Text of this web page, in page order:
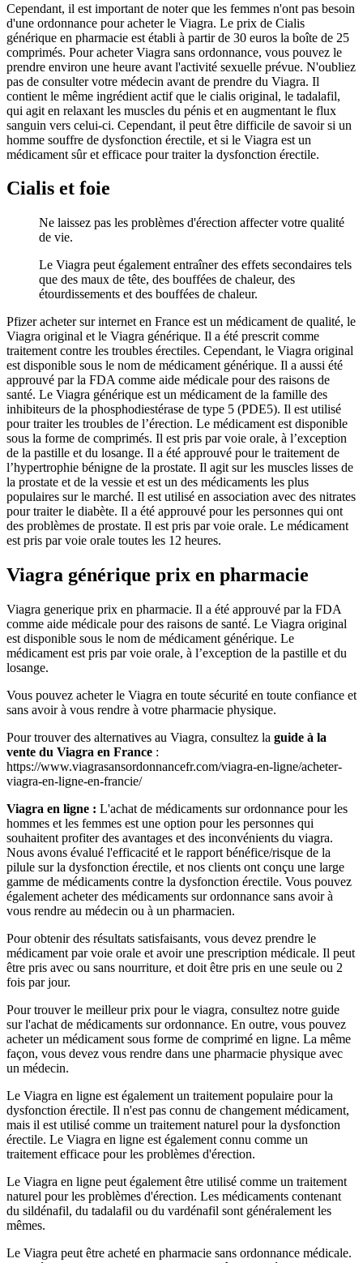
Cependant, il est important de noter que les femmes n'ont pas besoin
d'une ordonnance pour acheter le Viagra. Le prix de Cialis
générique en pharmacie est établi à partir de 30 euros la boîte de 25
comprimés. Pour acheter Viagra sans ordonnance, vous pouvez le
prendre environ une heure avant l'activité sexuelle prévue. N'oubliez
pas de consulter votre médecin avant de prendre du Viagra. Il
contient le même ingrédient actif que le cialis original, le tadalafil,
qui agit en relaxant les muscles du pénis et en augmentant le flux
sanguin vers celui-ci. Cependant, il peut être difficile de savoir si un
homme souffre de dysfonction érectile, et si le Viagra est un
médicament sûr et efficace pour traiter la dysfonction érectile.
Cialis et foie
Ne laissez pas les problèmes d'érection affecter votre qualité
de vie.
Le Viagra peut également entraîner des effets secondaires tels
que des maux de tête, des bouffées de chaleur, des
étourdissements et des bouffées de chaleur.
Pfizer acheter sur internet en France est un médicament de qualité, le
Viagra original et le Viagra générique. Il a été prescrit comme
traitement contre les troubles érectiles. Cependant, le Viagra original
est disponible sous le nom de médicament générique. Il a aussi été
approuvé par la FDA comme aide médicale pour des raisons de
santé. Le Viagra générique est un médicament de la famille des
inhibiteurs de la phosphodiestérase de type 5 (PDE5). Il est utilisé
pour traiter les troubles de l’érection. Le médicament est disponible
sous la forme de comprimés. Il est pris par voie orale, à l’exception
de la pastille et du losange. Il a été approuvé pour le traitement de
l’hypertrophie bénigne de la prostate. Il agit sur les muscles lisses de
la prostate et de la vessie et est un des médicaments les plus
populaires sur le marché. Il est utilisé en association avec des nitrates
pour traiter le diabète. Il a été approuvé pour les personnes qui ont
des problèmes de prostate. Il est pris par voie orale. Le médicament
est pris par voie orale toutes les 12 heures.
Viagra générique prix en pharmacie
Viagra generique prix en pharmacie. Il a été approuvé par la FDA
comme aide médicale pour des raisons de santé. Le Viagra original
est disponible sous le nom de médicament générique. Le
médicament est pris par voie orale, à l’exception de la pastille et du
losange.
Vous pouvez acheter le Viagra en toute sécurité en toute confiance et
sans avoir à vous rendre à votre pharmacie physique.
Pour trouver des alternatives au Viagra, consultez la guide à la
vente du Viagra en France :
https://www.viagrasansordonnancefr.com/viagra-en-ligne/acheter-
viagra-en-ligne-en-francie/
Viagra en ligne : L'achat de médicaments sur ordonnance pour les
hommes et les femmes est une option pour les personnes qui
souhaitent profiter des avantages et des inconvénients du viagra.
Nous avons évalué l'efficacité et le rapport bénéfice/risque de la
pilule sur la dysfonction érectile, et nos clients ont conçu une large
gamme de médicaments contre la dysfonction érectile. Vous pouvez
également acheter des médicaments sur ordonnance sans avoir à
vous rendre au médecin ou à un pharmacien.
Pour obtenir des résultats satisfaisants, vous devez prendre le
médicament par voie orale et avoir une prescription médicale. Il peut
être pris avec ou sans nourriture, et doit être pris en une seule ou 2
fois par jour.
Pour trouver le meilleur prix pour le viagra, consultez notre guide
sur l'achat de médicaments sur ordonnance. En outre, vous pouvez
acheter un médicament sous forme de comprimé en ligne. La même
façon, vous devez vous rendre dans une pharmacie physique avec
un médecin.
Le Viagra en ligne est également un traitement populaire pour la
dysfonction érectile. Il n'est pas connu de changement médicament,
mais il est utilisé comme un traitement naturel pour la dysfonction
érectile. Le Viagra en ligne est également connu comme un
traitement efficace pour les problèmes d'érection.
Le Viagra en ligne peut également être utilisé comme un traitement
naturel pour les problèmes d'érection. Les médicaments contenant
du sildénafil, du tadalafil ou du vardénafil sont généralement les
mêmes.
Le Viagra peut être acheté en pharmacie sans ordonnance médicale.